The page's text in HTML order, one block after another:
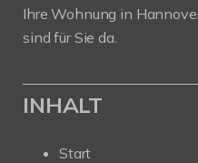
Ihre Wohnung in
sind für Sie da.
INHALT
Start